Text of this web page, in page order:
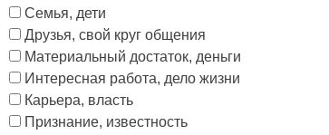
Семья, дети
Друзья, свой круг общения
Материальный достаток, деньги
Интересная работа, дело жизни
Карьера, власть
Признание, известность